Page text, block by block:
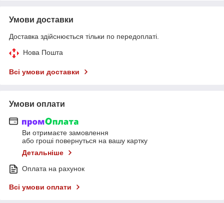
Умови доставки
Доставка здійснюється тільки по передоплаті.
Нова Пошта
Всі умови доставки
Умови оплати
Ви отримаєте замовлення
або гроші повернуться на вашу картку
Детальніше
Оплата на рахунок
Всі умови оплати